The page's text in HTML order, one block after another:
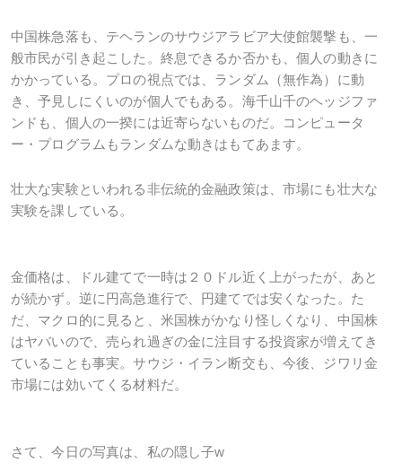
中国株急落も、テヘランのサウジアラビア大使館襲撃も、一
般市民が引き起こした。終息できるか否かも、個人の動きに
かかっている。プロの視点では、ランダム（無作為）に動
き、予見しにくいのが個人でもある。海千山千のヘッジファ
ンドも、個人の一揆には近寄らないものだ。コンピュータ
ー・プログラムもランダムな動きはもてあます。
壮大な実験といわれる非伝統的金融政策は、市場にも壮大な
実験を課している。
金価格は、ドル建てで一時は２０ドル近く上がったが、あと
が続かず。逆に円高急進行で、円建てでは安くなった。た
だ、マクロ的に見ると、米国株がかなり怪しくなり、中国株
はヤバいので、売られ過ぎの金に注目する投資家が増えてき
ていることも事実。サウジ・イラン断交も、今後、ジワリ金
市場には効いてくる材料だ。
さて、今日の写真は、私の隠し子w